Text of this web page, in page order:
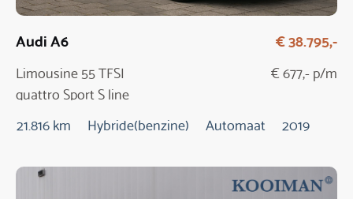
Audi A6
Limousine 55 TFSI
quattro Sport S line
edition
€ 38.795,-
€ 677,- p/m
21.816 km Hybride(benzine) Automaat 2019